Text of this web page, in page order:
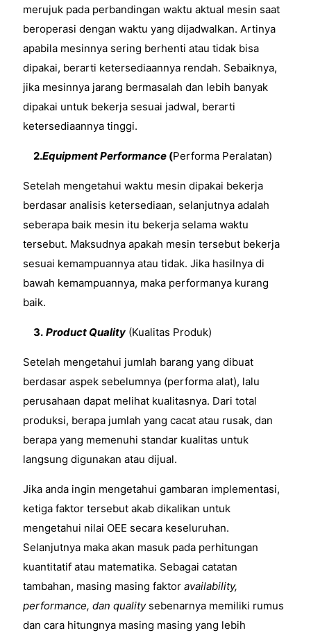
merujuk pada perbandingan waktu aktual mesin saat
beroperasi dengan waktu yang dijadwalkan. Artinya
apabila mesinnya sering berhenti atau tidak bisa
dipakai, berarti ketersediaannya rendah. Sebaiknya,
jika mesinnya jarang bermasalah dan lebih banyak
dipakai untuk bekerja sesuai jadwal, berarti
ketersediaannya tinggi.
2.Equipment Performance (Performa Peralatan)
Setelah mengetahui waktu mesin dipakai bekerja
berdasar analisis ketersediaan, selanjutnya adalah
seberapa baik mesin itu bekerja selama waktu
tersebut. Maksudnya apakah mesin tersebut bekerja
sesuai kemampuannya atau tidak. Jika hasilnya di
bawah kemampuannya, maka performanya kurang
baik.
3. Product Quality (Kualitas Produk)
Setelah mengetahui jumlah barang yang dibuat
berdasar aspek sebelumnya (performa alat), lalu
perusahaan dapat melihat kualitasnya. Dari total
produksi, berapa jumlah yang cacat atau rusak, dan
berapa yang memenuhi standar kualitas untuk
langsung digunakan atau dijual.
Jika anda ingin mengetahui gambaran implementasi,
ketiga faktor tersebut akab dikalikan untuk
mengetahui nilai OEE secara keseluruhan.
Selanjutnya maka akan masuk pada perhitungan
kuantitatif atau matematika. Sebagai catatan
tambahan, masing masing faktor availability,
performance, dan quality sebenarnya memiliki rumus
dan cara hitungnya masing masing yang lebih